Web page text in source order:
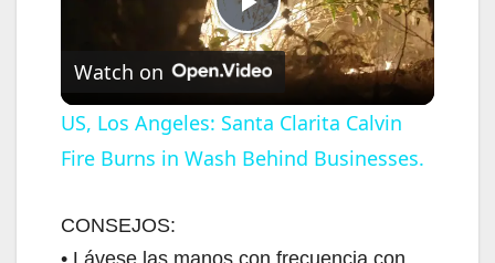
P
l
a
Watch on
US, Los Angeles: Santa Clarita Calvin
Fire Burns in Wash Behind Businesses.
CONSEJOS:
• Lávese las manos con frecuencia con